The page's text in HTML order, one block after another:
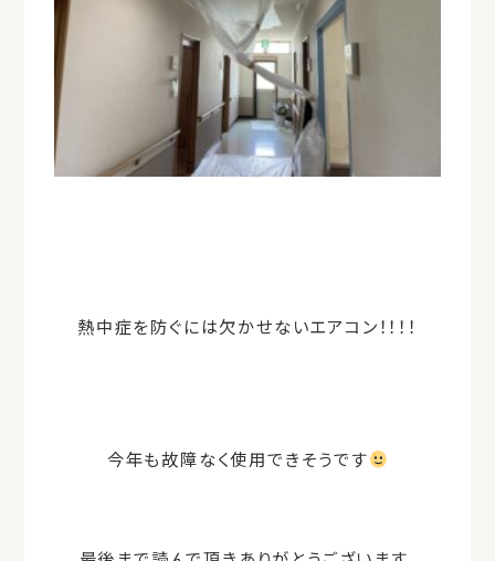
熱中症を防ぐには欠かせないエアコン！！！！
今年も故障なく使用できそうです